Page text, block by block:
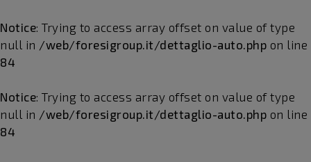
Notice: Trying to access array offset on value of type
null in /web/foresigroup.it/dettaglio-auto.php on line
84
Notice: Trying to access array offset on value of type
null in /web/foresigroup.it/dettaglio-auto.php on line
84